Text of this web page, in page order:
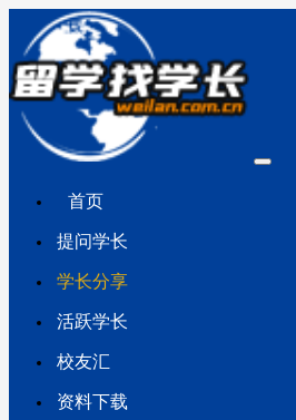
首页
提问学长
学长分享
活跃学长
校友汇
资料下载